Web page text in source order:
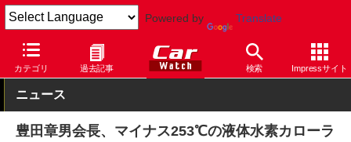
Powered by Translate
カテゴリ 過去記事 検索 Impressサイト
Car Watch モータースポーツ スーパー耐久
ニュース
豊田章男会長、マイナス253℃の液体水素カローラ